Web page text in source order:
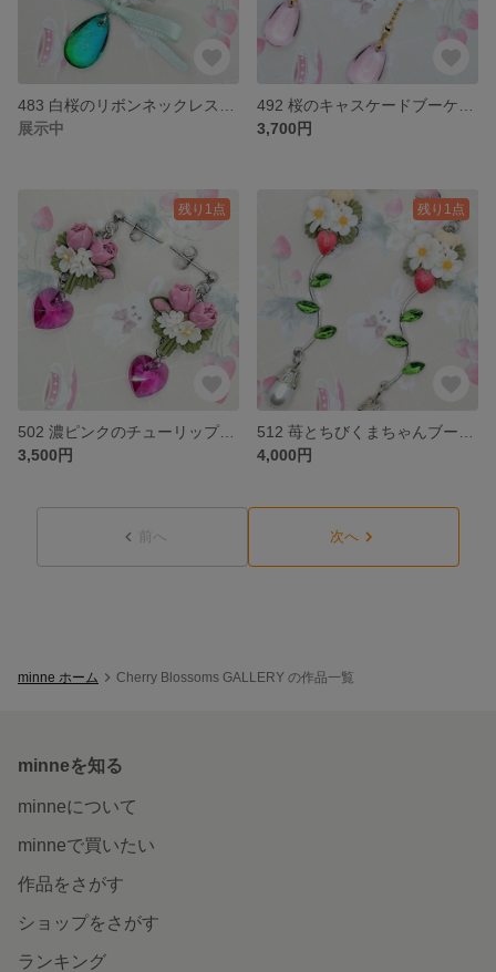
展示中
3,700円
残り1点
502 濃ピンクのチューリップブーケピアス
3,500円
残り1点
4,000円
前へ 次へ
minne ホーム Cherry Blossoms GALLERY の作品一覧
minneを知る
minneについて
minneで買いたい
作品をさがす
ショップをさがす
ランキング